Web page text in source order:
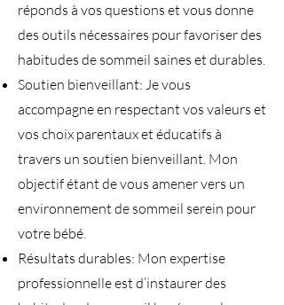
réponds à vos questions et vous donne
des outils nécessaires pour favoriser des
habitudes de sommeil saines et durables.
Soutien bienveillant: Je vous
accompagne en respectant vos valeurs et
vos choix parentaux et éducatifs à
travers un soutien bienveillant. Mon
objectif étant de vous amener vers un
environnement de sommeil serein pour
votre bébé.
Résultats durables: Mon expertise
professionnelle est d’instaurer des